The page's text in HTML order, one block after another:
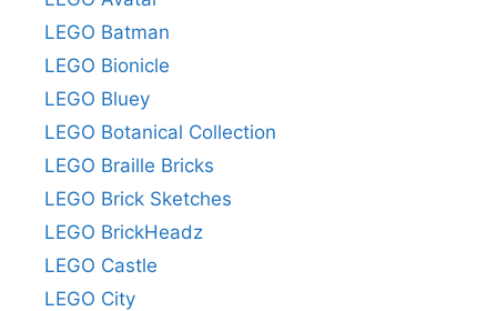
LEGO Batman
LEGO Bionicle
LEGO Bluey
LEGO Botanical Collection
LEGO Braille Bricks
LEGO Brick Sketches
LEGO BrickHeadz
LEGO Castle
LEGO City